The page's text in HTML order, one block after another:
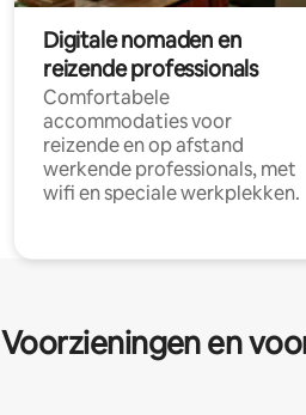
Digitale nomaden en
reizende professionals
Comfortabele
accommodaties voor
reizende en op afstand
werkende professionals, met
wifi en speciale werkplekken.
Voorzieningen en